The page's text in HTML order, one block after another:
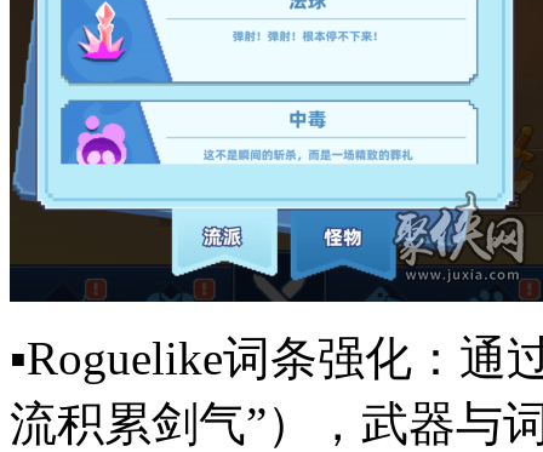
▪️Roguelike词条强化：通
流积累剑气”），武器与